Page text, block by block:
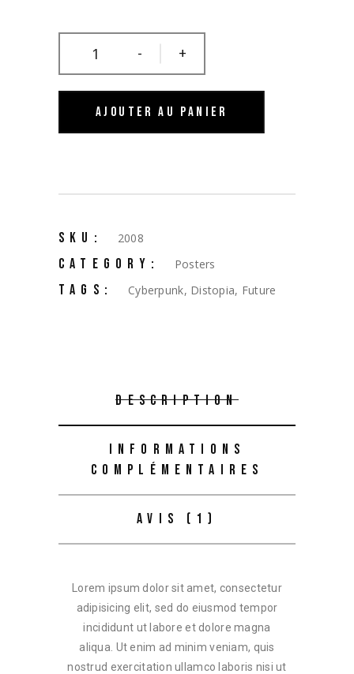
- +
AJOUTER AU PANIER
SKU: 2008
CATEGORY: Posters
TAGS: Cyberpunk, Distopia, Future
DESCRIPTION
INFORMATIONS
COMPLÉMENTAIRES
AVIS (1)
Lorem ipsum dolor sit amet, consectetur
adipisicing elit, sed do eiusmod tempor
incididunt ut labore et dolore magna
aliqua. Ut enim ad minim veniam, quis
nostrud exercitation ullamco laboris nisi ut